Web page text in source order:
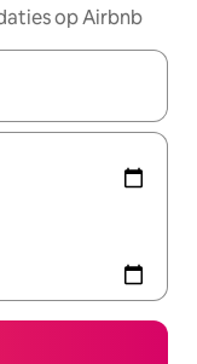
op Airbnb
maak je een keuze